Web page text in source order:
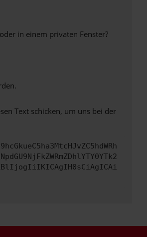
in einem privaten Fenster?
Text schicken, um uns bei der